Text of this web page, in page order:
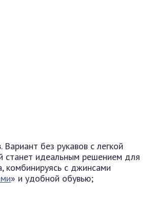
. Вариант без рукавов с легкой
станет идеальным решением для
комбинируясь с джинсами
» и удобной обувью;